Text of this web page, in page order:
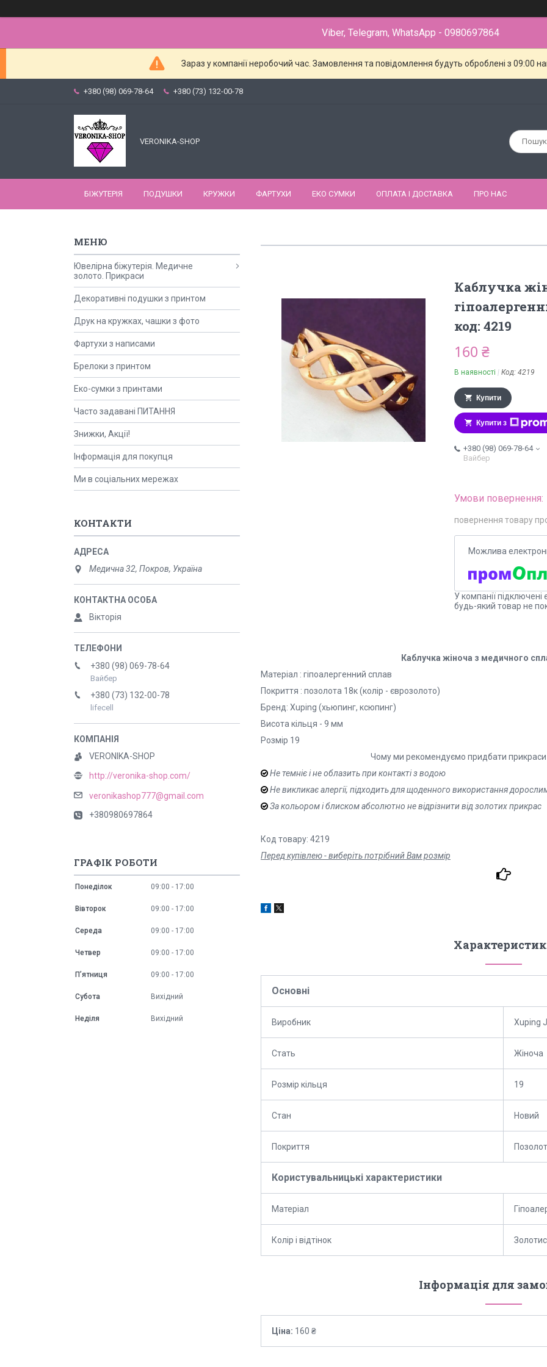
Viber, Telegram, WhatsApp - 0980697864
Зараз у компанії неробочий час. Замовлення та повідомлення будуть оброблені з 09:00
+380 (98) 069-78-64 +380 (73) 132-00-78
VERONIKA-SHOP
БІЖУТЕРІЯ ПОДУШКИ КРУЖКИ ФАРТУХИ ЕКО СУМКИ ОПЛАТА І ДОСТАВКА ПРО НАС
Каблучка
код: 4219
160 ₴
В наявності Код: 4219
Купити
Купити з
+380 (98) 069-78-64
Вайбер
повернення товару
У компанії
будь-який товар не
Каблучка жіноча з медичного
Матеріал : гіпоалергенний сплав
Покриття : позолота 18к (колір - єврозолото)
Бренд: Xuping (хьюпинг, ксюпинг)
Висота кільця - 9 мм
Розмір 19
Чому ми рекомендуємо придбати прикраси
Не темніє і не облазить при контакті з водою
Не викликає алергії, підходить для щоденного використання
За кольором і блиском абсолютно не відрізнити від золотих прикрас
Код товару: 4219
Перед купівлею - виберіть потрібний Вам розмір
Основні
Виробник Xuping
Стать Жіноча
Розмір кільця 19
Стан Новий
Покриття
Користувальницькі характеристики
Матеріал
Колір і відтінок
Інформація для
Ціна: 160 ₴
Ювелірна біжутерія. Медичне
золото. Прикраси
Декоративні подушки з принтом
Друк на кружках, чашки з фото
Фартухи з написами
Брелоки з принтом
Еко-сумки з принтами
Часто задавані ПИТАННЯ
Знижки, Акції!
Інформація для покупця
Ми в соціальних мережах
КОНТАКТИ
Медична 32, Покров, Україна
Вікторія
+380 (98) 069-78-64
Вайбер
+380 (73) 132-00-78
lifecell
VERONIKA-SHOP
http://veronika-shop.com/
veronikashop777@gmail.com
+380980697864
ГРАФІК РОБОТИ
Понеділок 09:00 17:00
Вівторок 09:00 17:00
Середа 09:00 17:00
Четвер 09:00 17:00
Пʼятниця 09:00 17:00
Субота Вихідний
Неділя Вихідний